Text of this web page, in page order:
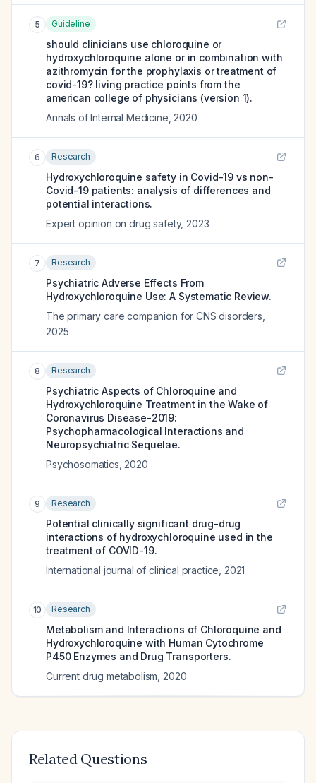
5 Guideline
should clinicians use chloroquine or
hydroxychloroquine alone or in combination with
azithromycin for the prophylaxis or treatment of
covid-19? living practice points from the
american college of physicians (version 1).
Annals of Internal Medicine 2020
6 Research
Hydroxychloroquine safety in Covid-19 vs non-
Covid-19 patients: analysis of differences and
potential interactions.
Expert opinion on drug safety, 2023
7 Research
Psychiatric Adverse Effects From
Hydroxychloroquine Use: A Systematic Review.
The primary care companion for CNS disorders
2025
8 Research
Psychiatric Aspects of Chloroquine and
Hydroxychloroquine Treatment in the Wake of
Coronavirus Disease-2019:
Psychopharmacological Interactions and
Neuropsychiatric Sequelae.
Psychosomatics 2020
9 Research
Potential clinically significant drug-drug
interactions of hydroxychloroquine used in the
treatment of COVID-19.
International journal of clinical practice 2021
10 Research
Metabolism and Interactions of Chloroquine and
Hydroxychloroquine with Human Cytochrome
P450 Enzymes and Drug Transporters.
Current drug metabolism 2020
Related Questions